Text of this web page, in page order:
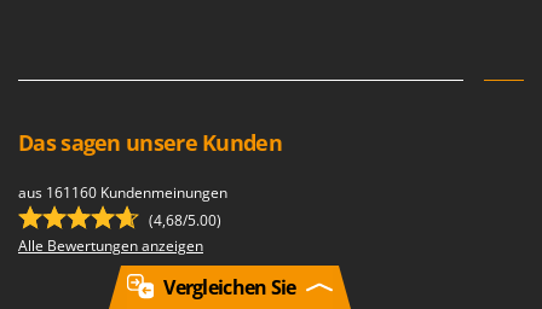
Das sagen unsere Kunden
aus 161160 Kundenmeinungen
(4,68/5.00)
Alle Bewertungen anzeigen
Vergleichen Sie